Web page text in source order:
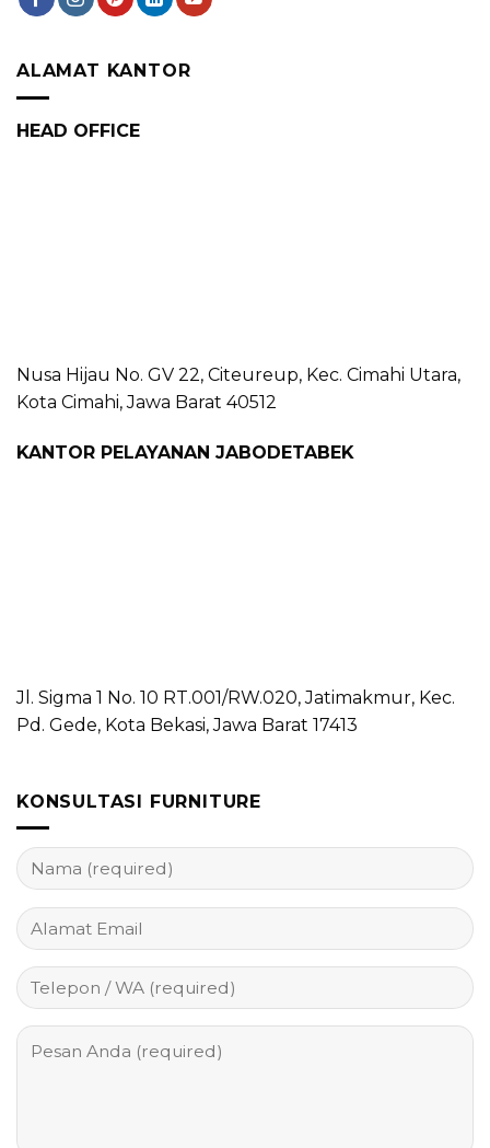
ALAMAT KANTOR
HEAD OFFICE
Nusa Hijau No. GV 22, Citeureup, Kec. Cimahi Utara,
Kota Cimahi, Jawa Barat 40512
KANTOR PELAYANAN JABODETABEK
Jl. Sigma 1 No. 10 RT.001/RW.020, Jatimakmur, Kec.
Pd. Gede, Kota Bekasi, Jawa Barat 17413
KONSULTASI FURNITURE